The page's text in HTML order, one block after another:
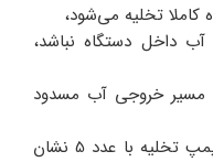
کاملا تخلیه می‌شود،
داخل دستگاه نباشد،
مسیر خروجی آب مسدود
در نهایت پایان بررسی عملکرد پمپ تخلیه با عدد 5 نشان